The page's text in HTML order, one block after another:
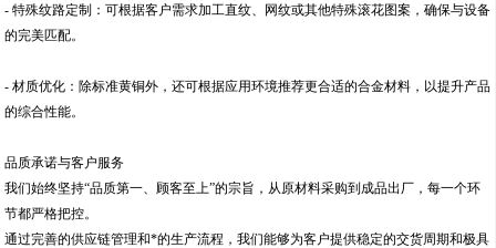
- 特殊纹路定制：可根据客户需求加工直纹、网纹或其他特殊滚花图案，确保与设备
的完美匹配。
- 材质优化：除标准黄铜外，还可根据应用环境推荐更合适的合金材料，以提升产品
的综合性能。
品质承诺与客户服务
我们始终坚持“品质第一、顾客至上”的宗旨，从原材料采购到成品出厂，每一个环
节都严格把控。
通过完善的供应链管理和*的生产流程，我们能够为客户提供稳定的交货周期和极具